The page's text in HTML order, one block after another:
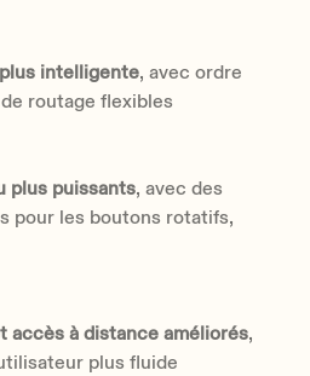
intelligente, avec ordre
routage flexibles
plus puissants, avec des
pour les boutons rotatifs,
accès à distance améliorés,
plus fluide